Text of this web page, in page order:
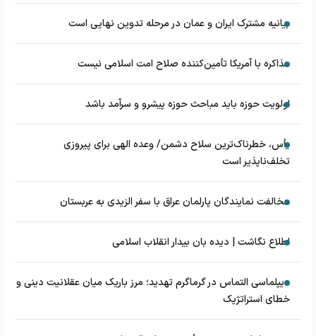
بیانیه مشترک ایران و عمان در مرحله تدوین نهایی است
مذاکره با آمریکا تأمین‌کننده صلاح امت اسلامی نیست
اولویت حوزه باید مباحث حوزه پیشرو و سرآمد باشد
یأس، خطرناک‌ترین سلاح دشمن/ وعده الهی برای پیروزی
تخلف‌ناپذیر است
مخالفت نمایندگان پارلمان عراق با سفر الزیدی به عربستان
اطلاع نگاشت | دیده بان بیدار انقلاب اسلامی
دیپلماسی التماس در گرماگرم تهدید؛ مرز باریک میان عقلانیت دینی و
خطای استراتژیک